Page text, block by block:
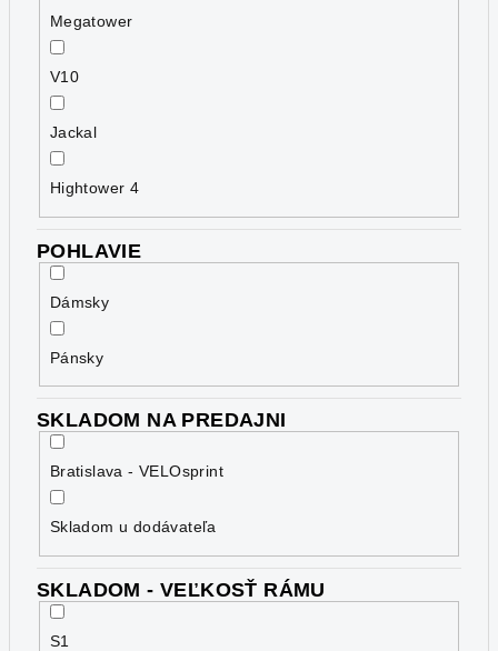
Megatower
V10
Jackal
Hightower 4
POHLAVIE
Dámsky
Pánsky
SKLADOM NA PREDAJNI
Bratislava - VELOsprint
Skladom u dodávateľa
SKLADOM - VEĽKOSŤ RÁMU
S1